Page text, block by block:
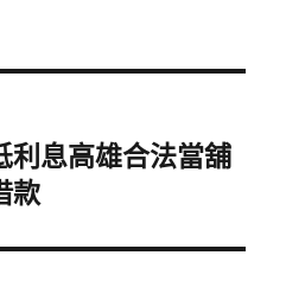
利息高雄合法當舖
款